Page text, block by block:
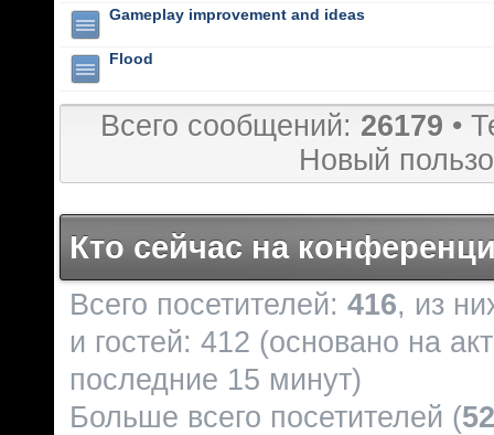
Gameplay improvement and ideas
Flood
Всего сообщений: 26179 •
Новый
Кто сейчас на
Всего посетителей: 416, из
и гостей: 412 (основано на
последние 15 минут)
Больше всего посетителей (